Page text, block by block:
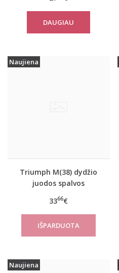
marškinėliai Yselle
Basics Shirt03 2P
DAUGIAU
Naujiena
Triumph M(38) dydžio
juodos spalvos
marškinėliai women
move FLOW Tank Top
3366€
Naujiena